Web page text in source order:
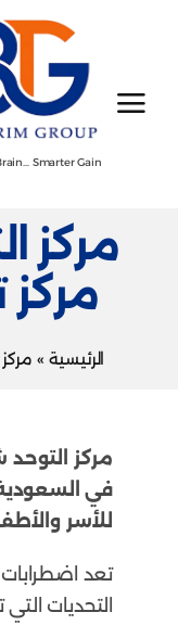
Smarter Gain
مركز
الرئيسية »
مركز
في
للأسر
تعد
التحديات